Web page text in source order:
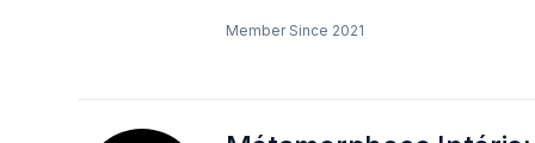
satisfaction du client est notre priorité. Nous couvrons ses regions.. Lanaudière,Laurentides,Laval,Montréal. Nous croyons en
Member Since 2021